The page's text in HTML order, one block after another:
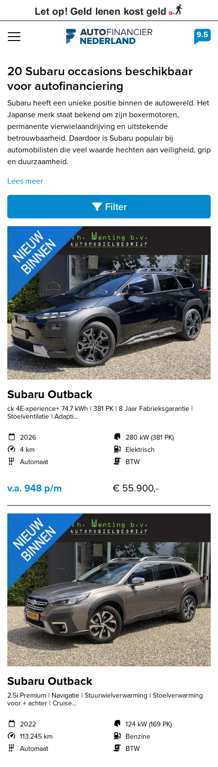
Navigation 9.5
20 Subaru occasions beschikbaar
voor autofinanciering
Subaru heeft een unieke positie binnen de autowereld. Het
Japanse merk staat bekend om zijn boxermotoren,
permanente vierwielaandrijving en uitstekende
betrouwbaarheid. Daardoor is Subaru populair bij
automobilisten die veel waarde hechten aan veiligheid, grip
en duurzaamheid.
Lees meer
Filter
Subaru Outback
ck 4E-xperience+ 74.7 kWh | 381 PK | 8 Jaar Fabrieksgarantie |
Stoelventilatie | Adapti...
2026
4 km
Automaat
280 kW (381 PK)
Elektrisch
BTW
v.a. 948 p/m € 55.900,-
Subaru Outback
2.5i Premium | Navigatie | Stuurwielverwarming | Stoelverwarming
voor + achter | Cruise...
2022
113.245 km
Automaat
124 kW (169 PK)
Benzine
BTW